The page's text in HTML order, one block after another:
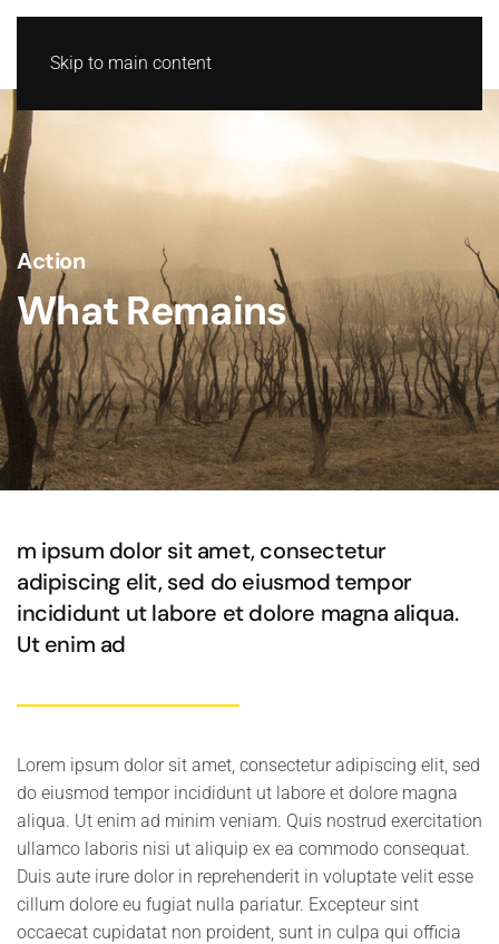
Skip to main content
Action
What Remains
m ipsum dolor sit amet, consectetur
adipiscing elit, sed do eiusmod tempor
incididunt ut labore et dolore magna aliqua.
Ut enim ad
Lorem ipsum dolor sit amet, consectetur adipiscing elit, sed
do eiusmod tempor incididunt ut labore et dolore magna
aliqua. Ut enim ad minim veniam. Quis nostrud exercitation
ullamco laboris nisi ut aliquip ex ea commodo consequat.
Duis aute irure dolor in reprehenderit in voluptate velit esse
cillum dolore eu fugiat nulla pariatur. Excepteur sint
occaecat cupidatat non proident, sunt in culpa qui officia